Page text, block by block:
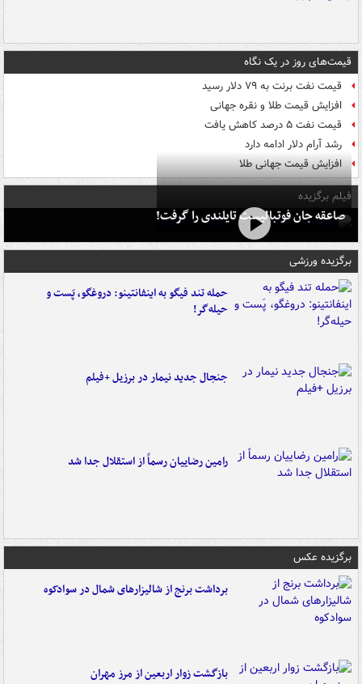
قیمت‌های روز در یک نگاه
قیمت نفت برنت به ۷۹ دلار رسید
افزایش قیمت طلا و نقره جهانی
قیمت نفت ۵ درصد کاهش یافت
رشد آرام دلار ادامه دارد
افزایش قیمت جهانی طلا
فیلم برگزیده
صاعقه جان فوتبالیست تایلندی را گرفت!
برگزیده ورزشی
حمله تند فیگو به اینفانتینو: دروغگو، پَست‌ و
حیله‌گر!
جنجال جدید نیمار در برزیل +فیلم
رامین رضاییان رسماً از استقلال جدا شد
برگزیده عکس
برداشت برنج از شالیزارهای شمال در سوادکوه
بازگشت زوار اربعین از مرز مهران